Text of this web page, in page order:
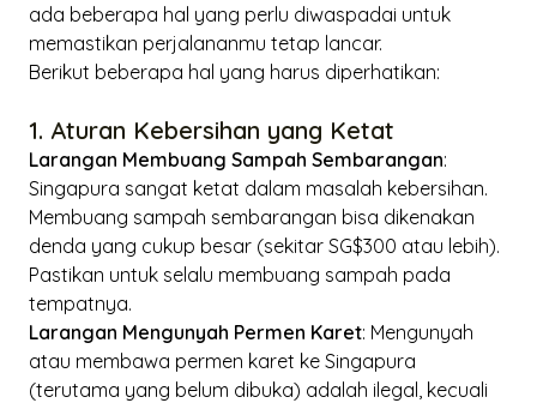
ada beberapa hal yang perlu diwaspadai untuk
memastikan perjalananmu tetap lancar.
Berikut beberapa hal yang harus diperhatikan:
1. Aturan Kebersihan yang Ketat
Larangan Membuang Sampah Sembarangan:
Singapura sangat ketat dalam masalah kebersihan.
Membuang sampah sembarangan bisa dikenakan
denda yang cukup besar (sekitar SG$300 atau lebih).
Pastikan untuk selalu membuang sampah pada
tempatnya.
Larangan Mengunyah Permen Karet: Mengunyah
atau membawa permen karet ke Singapura
(terutama yang belum dibuka) adalah ilegal, kecuali